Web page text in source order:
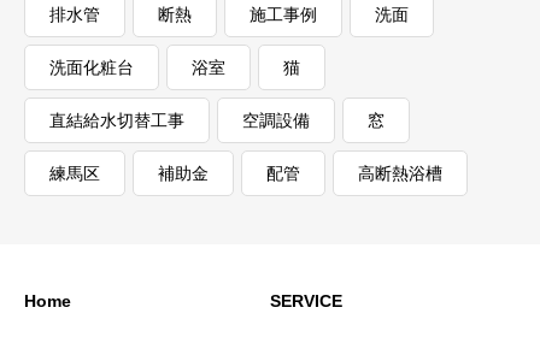
排水管 断熱 施工事例 洗面
洗面化粧台 浴室 猫
直結給水切替工事 空調設備 窓
練馬区 補助金 配管 高断熱浴槽
Home SERVICE